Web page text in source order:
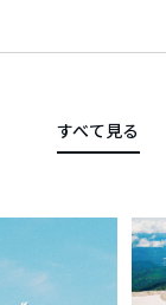
すべて見る